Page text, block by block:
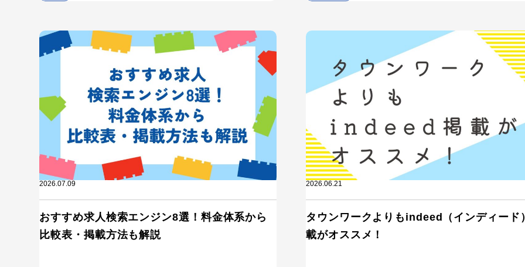
カテゴリから記事を検索
検索する
2026.07.09
おすすめ求人検索エンジン8選！料金体系から
比較表・掲載方法も解説
2026.06.21
タウンワークよりもindeed（インディード
載がオススメ！